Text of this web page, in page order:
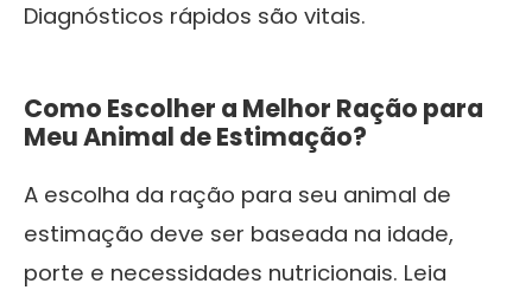
Diagnósticos rápidos são vitais.
Como Escolher a Melhor Ração para
Meu Animal de Estimação?
A escolha da ração para seu animal de
estimação deve ser baseada na idade,
porte e necessidades nutricionais. Leia